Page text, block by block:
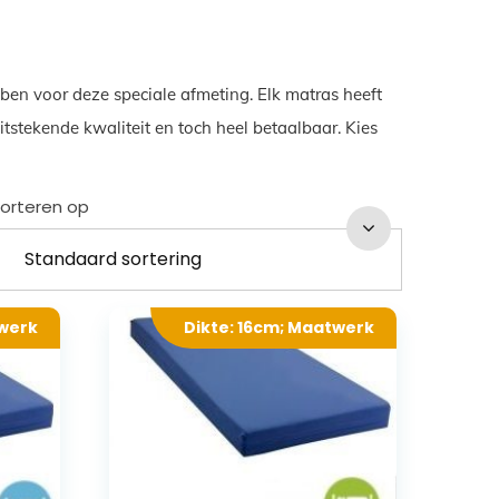
voor deze speciale afmeting. Elk matras heeft
kwaliteit en toch heel betaalbaar. Kies
op
Dikte: 16cm; Maatwerk